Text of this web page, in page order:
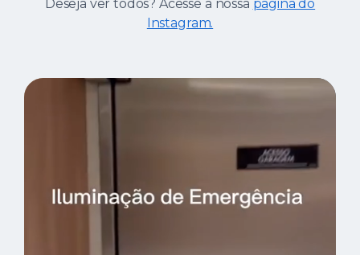
Deseja ver todos? Acesse a nossa página do
Instagram.